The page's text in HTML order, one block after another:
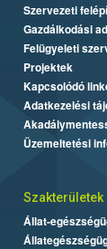
Szervezeti
Gazdálkodási
Felügyeleti
Projektek
Kapcsolódó
Adatkezelési
Üzemeltetési
Szakterületek
Állat-